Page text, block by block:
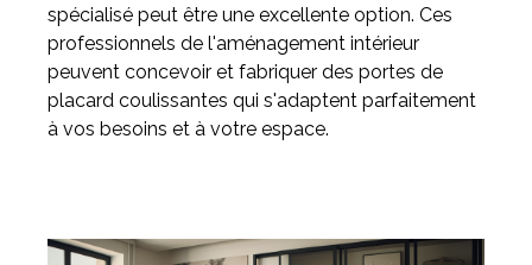
spécialisé peut être une excellente option. Ces
professionnels de l'aménagement intérieur
peuvent concevoir et fabriquer des portes de
placard coulissantes qui s'adaptent parfaitement
à vos besoins et à votre espace.